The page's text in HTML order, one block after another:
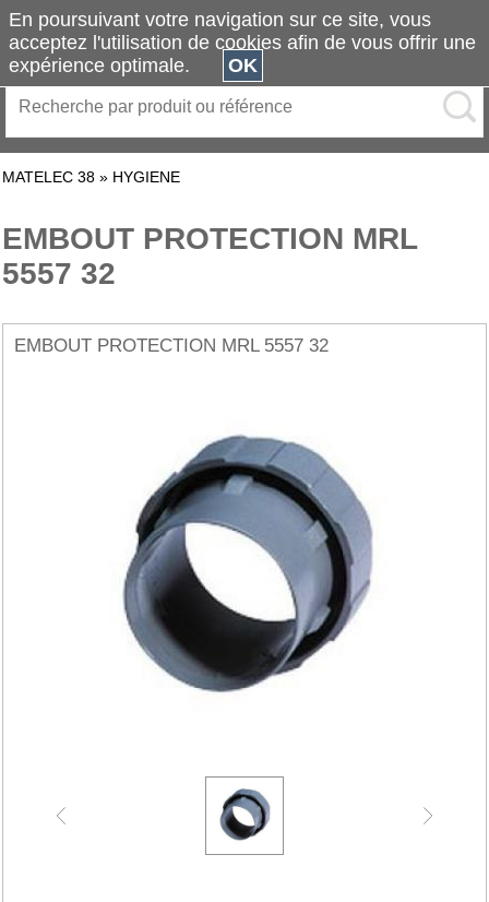
MATELEC 38 » HYGIENE
EMBOUT PROTECTION MRL
5557 32
EMBOUT PROTECTION MRL 5557 32
En poursuivant votre navigation sur ce site, vous
acceptez l'utilisation de cookies afin de vous offrir une
expérience optimale.
OK